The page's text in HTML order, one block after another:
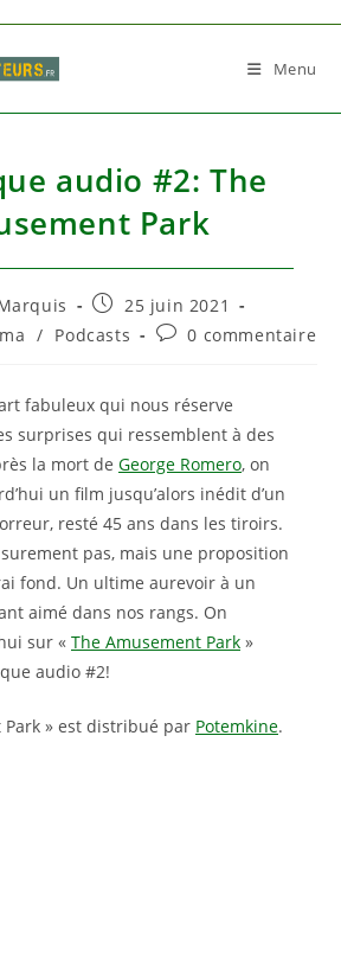
Menu
audio #2: The
Park
Publication
publiée :
25 juin 2021
/ Podcasts
Commentaires
publication :
0 commentaire
fabuleux qui nous réserve
surprises qui ressemblent à des
la mort de George Romero, on
un film jusqu’alors inédit d’un
resté 45 ans dans les tiroirs.
pas, mais une proposition
fond. Un ultime aurevoir à un
aimé dans nos rangs. On
sur « The Amusement Park »
audio #2!
Park » est distribué par Potemkine.